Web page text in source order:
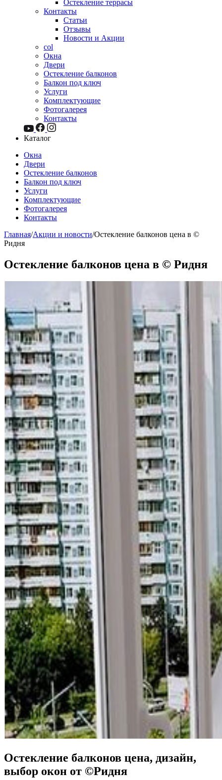
Остекление террасы
Контакты
Статьи
Отзывы
Новости и Акции
col
Окна
Двери
Остекление балконов
Балкон под ключ
Услуги
Комплектующие
Фотогалерея
Контакты
Каталог
Окна
Двери
Остекление балконов
Балкон под ключ
Услуги
Комплектующие
Фотогалерея
Контакты
Главная/Акции и новости/Остекление балконов цена в ©
Ридня
Остекление балконов цена в © Ридня
Остекление балконов цена, дизайн,
выбор окон от ©Ридня